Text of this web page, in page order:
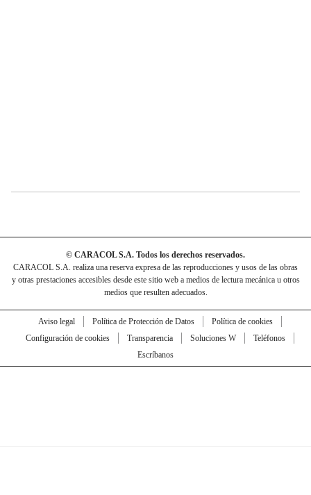
© CARACOL S.A. Todos los derechos reservados.
CARACOL S.A. realiza una reserva expresa de las reproducciones y usos de las obras
y otras prestaciones accesibles desde este sitio web a medios de lectura mecánica u otros
medios que resulten adecuados.
Aviso legal Política de Protección de Datos
Política de cookies
Configuración de cookies
Transparencia Soluciones W
Teléfonos
Escríbanos